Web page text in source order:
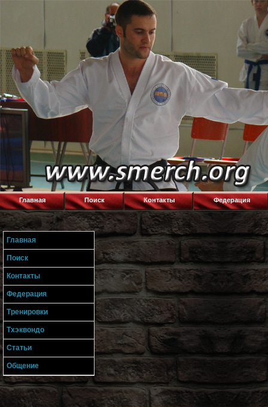
Главная Поиск Контакты Федерация
Главная
Поиск
Контакты
Федерация
Тренировки
Тхэквондо
Статьи
Общение